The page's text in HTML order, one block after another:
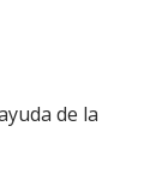
de la